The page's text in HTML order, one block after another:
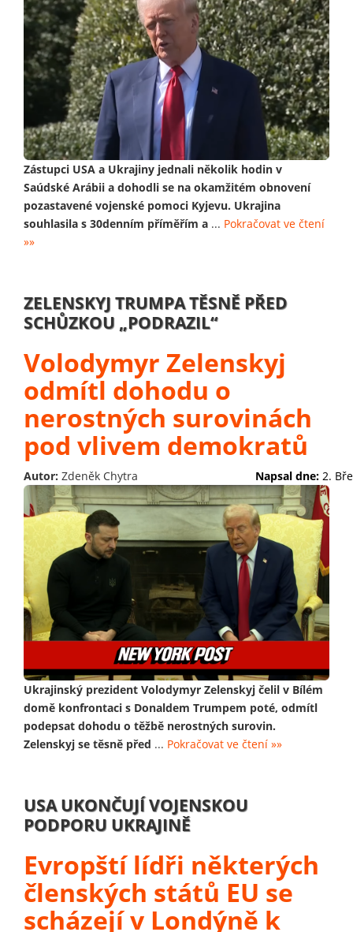
Zástupci USA a Ukrajiny jednali několik hodin v
Saúdské Arábii a dohodli se na okamžitém obnovení
pozastavené vojenské pomoci Kyjevu. Ukrajina
souhlasila s 30denním příměřím a ... Pokračovat ve čtení
»»
ZELENSKYJ TRUMPA TĚSNĚ PŘED
SCHŮZKOU „PODRAZIL“
Volodymyr Zelenskyj
odmítl dohodu o
nerostných surovinách
pod vlivem demokratů
Autor: Zdeněk Chytra Napsal dne: 2.
Ukrajinský prezident Volodymyr Zelenskyj čelil v Bílém
domě konfrontaci s Donaldem Trumpem poté, odmítl
podepsat dohodu o těžbě nerostných surovin.
Zelenskyj se těsně před ... Pokračovat ve čtení »»
USA UKONČUJÍ VOJENSKOU
PODPORU UKRAJINĚ
Evropští lídři některých
členských států EU se
scházejí v Londýně k